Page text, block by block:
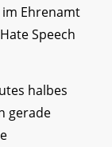
Ehrenamt
Speech
halbes
gerade